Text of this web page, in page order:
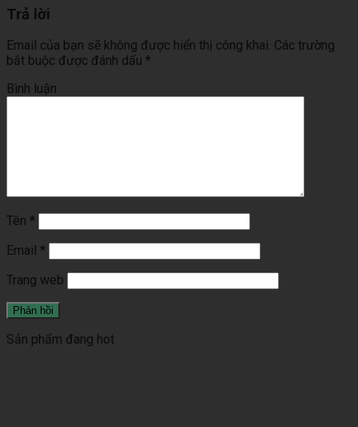
Trả lời
Email của bạn sẽ không được hiển thị công khai. Các trường
bắt buộc được đánh dấu *
Bình luận
Tên *
Email *
Trang web
Sản phẩm đang hot